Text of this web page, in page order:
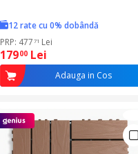
12 rate cu 0% dobândă
PRP: 477 71 Lei
17900 Lei
Adauga in Cos